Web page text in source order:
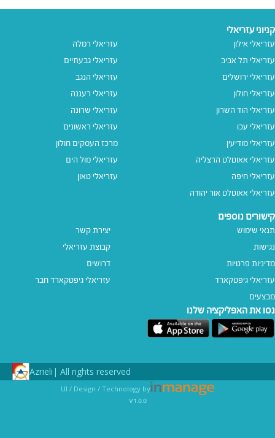
קניוני עזריאלי
עזריאלי אילון
עזריאלי תל אביב
עזריאלי ירושלים
עזריאלי חולון
עזריאלי הוד השרון
עזריאלי עכו
עזריאלי מודיעין
עזריאלי אאוטלט הרצליה
עזריאלי חיפה
עזריאלי אאוטלט אור יהודה
עזריאלי רמלה
עזריאלי גבעתיים
עזריאלי הנגב
עזריאלי רעננה
עזריאלי שרונה
עזריאלי ראשונים
מרכז העסקים חולון
עזריאלי מול הים
עזריאלי טאון
קישורים נוספים
תנאי שימוש
נגישות
מדיניות פרטיות
עזריאלי גיפטקארד
מבצעים
יצירת קשר
קבוצת עזריאלי
דרושים
עזריאלי גיפטקארד חבר‎
נסו את האפליקציה שלנו
All rights reserved |
Azrieli
UI / Design / Technology by
v1.0.0